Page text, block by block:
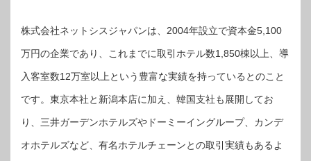
株式会社ネットシスジャパンは、2004年設立で資本金5,100
万円の企業であり、これまでに取引ホテル数1,850棟以上、導
入客室数12万室以上という豊富な実績を持っているとのこと
です。東京本社と新潟本店に加え、韓国支社も展開してお
り、三井ガーデンホテルズやドーミーイングループ、カンデ
オホテルズなど、有名ホテルチェーンとの取引実績もあるよ